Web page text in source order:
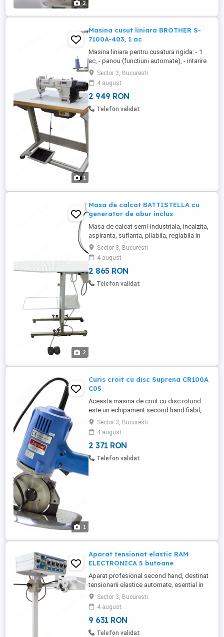
2
1
Masina cusut liniara BROTHER S-
7100A-403, 1 ac
Masina liniara pentru cusatura rigida: - 1
ac, - panou (functiuni automate), - intarire
programata automat inainte si inapoi, -
stergator automat de fir, - taiere automata
de fir, - pas maxim 4,2 mm (403) 5mm
(405), - viteza maxima 5000 rpm (4
rpm(405), - ridicare maxima piciorus
Sector 3, Bucuresti
4 august
2 949 RON
Telefon validat
2
Masa de calcat BATTISTELLA cu
generator de abur inclus
Masa de calcat semi-industriala, incalzita,
aspiranta, suflanta, pliabila, reglabila in
inaltime intre 85 si 105 dotata cu generator
de abur. Echipamentul se livreaza cu fier
de calcat inclus in pret. Echipamentul are
urmatoarele caracteristici tehnice:
generator de abur incorporat cu boiler din
Sector 3, Bucuresti
4 august
2 865 RON
Telefon validat
1
Curis croit cu disc Suprena CR100A
C05
Aceasta masina de croit cu disc rotund
este un echipament second hand fiabil,
perfect pentru atelierele care au nevoie de
taieri rapide, precise si sigure in materiale
textile. Caracteristici: Ascutitor de lama
integrat pentru o taiere eficienta
permanenta; Protectie transparenta a
Sector 3, Bucuresti
4 august
2 371 RON
Telefon validat
Aparat tensionat elastic RAM
ELECTRONICA 5 butoane
Aparat profesional second hand, destinat
tensionarii elastice automate, esential in
productia de lenjerie, articole sport si
imbracaminte tehnica. Caracteristici:
Panou de control cu 5 butoane operare
rapida si precisa; Structura compacta si
robusta; Design modular usor de integrat
Sector 3, Bucuresti
4 august
9 631 RON
Telefon validat